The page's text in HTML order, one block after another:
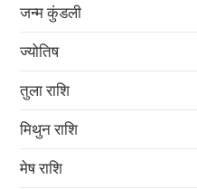
जन्म कुंडली
ज्योतिष
तुला राशि
मिथुन राशि
मेष राशि